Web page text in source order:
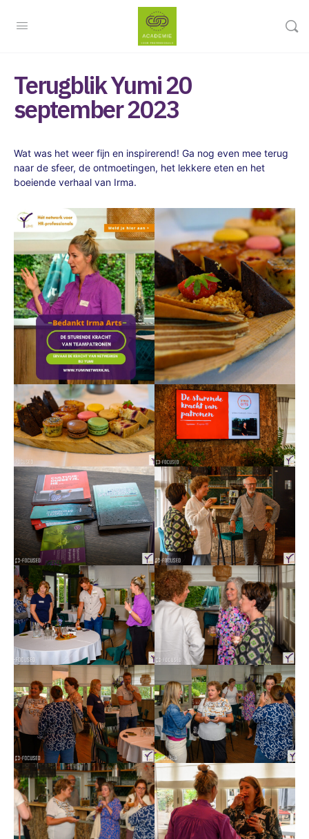
Terugblik Yumi 20
september 2023
Wat was het weer fijn en inspirerend! Ga nog even mee terug
naar de sfeer, de ontmoetingen, het lekkere eten en het
boeiende verhaal van Irma.